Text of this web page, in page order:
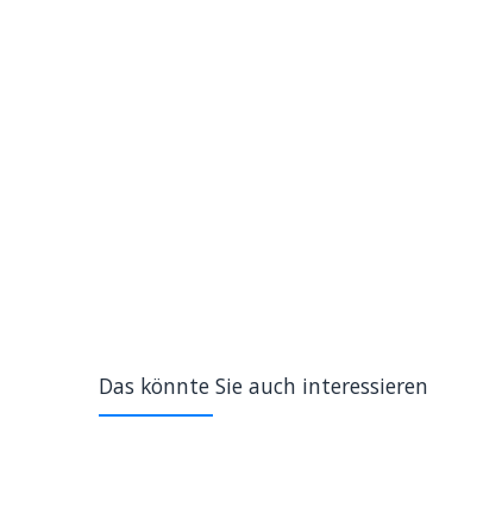
Das könnte Sie auch interessieren